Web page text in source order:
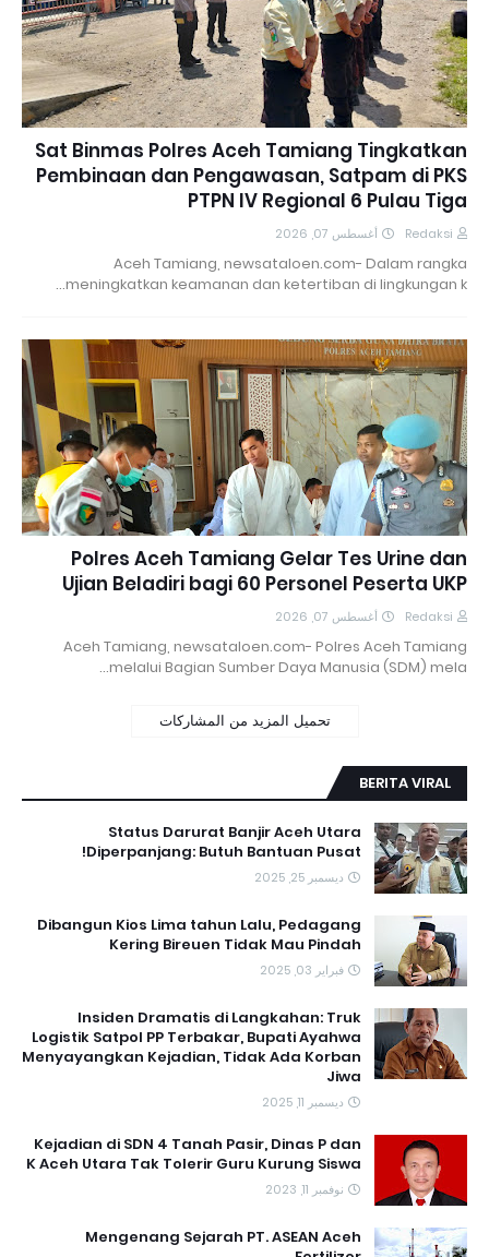
Sat Binmas Polres Aceh Tamiang Tingkatkan
Pembinaan dan Pengawasan, Satpam di PKS
PTPN IV Regional 6 Pulau Tiga
Redaksi أغسطس 07, 2026
Aceh Tamiang, newsataloen.com- Dalam rangka
meningkatkan keamanan dan ketertiban di lingkungan k…
Polres Aceh Tamiang Gelar Tes Urine dan
Ujian Beladiri bagi 60 Personel Peserta UKP
Redaksi أغسطس 07, 2026
Aceh Tamiang, newsataloen.com- Polres Aceh Tamiang
melalui Bagian Sumber Daya Manusia (SDM) mela…
تحميل المزيد من المشاركات
BERITA VIRAL
Status Darurat Banjir Aceh Utara
Diperpanjang: Butuh Bantuan Pusat!
ديسمبر 25, 2025
Dibangun Kios Lima tahun Lalu, Pedagang
Kering Bireuen Tidak Mau Pindah
فبراير 03, 2025
Insiden Dramatis di Langkahan: Truk
Logistik Satpol PP Terbakar, Bupati Ayahwa
Menyayangkan Kejadian, Tidak Ada Korban
Jiwa
ديسمبر 11, 2025
Kejadian di SDN 4 Tanah Pasir, Dinas P dan
K Aceh Utara Tak Tolerir Guru Kurung Siswa
نوفمبر 11, 2023
Mengenang Sejarah PT. ASEAN Aceh